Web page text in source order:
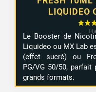
LIQUIDEO
Le Booster de
Liquideo ou MX Lab
(effet sucré) ou
PG/VG 50/50, parfait
grands formats.